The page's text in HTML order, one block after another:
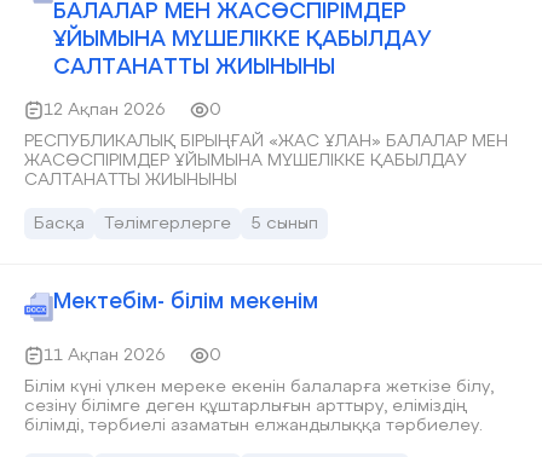
БАЛАЛАР МЕН ЖАСӨСПІРІМДЕР
ҰЙЫМЫНА МҮШЕЛІККЕ ҚАБЫЛДАУ
САЛТАНАТТЫ ЖИЫНЫНЫ
12 Ақпан 2026
0
РЕСПУБЛИКАЛЫҚ БІРЫҢҒАЙ «ЖАС ҰЛАН» БАЛАЛАР МЕН
ЖАСӨСПІРІМДЕР ҰЙЫМЫНА МҮШЕЛІККЕ ҚАБЫЛДАУ
САЛТАНАТТЫ ЖИЫНЫНЫ
Басқа Тәлімгерлерге 5 сынып
Мектебім- білім мекенім
11 Ақпан 2026
0
Білім күні үлкен мереке екенін балаларға жеткізе білу,
сезіну білімге деген құштарлығын арттыру, еліміздің
білімді, тәрбиелі азаматын елжандылыққа тәрбиелеу.